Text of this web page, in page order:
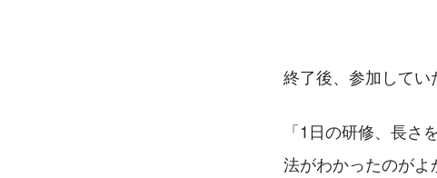
終了後、参加してい
「1日の研修、長
法がわかったのがよ